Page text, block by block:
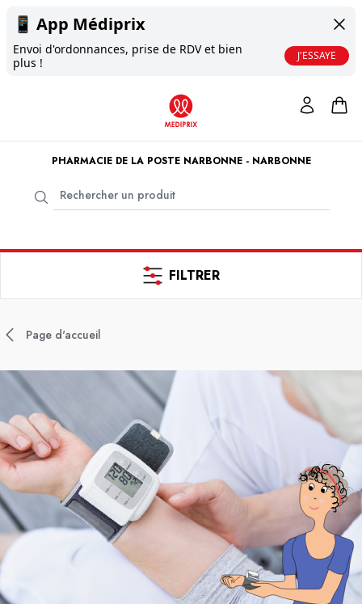
📱 App Médiprix
Envoi d'ordonnances, prise de RDV et bien
plus !
J'ESSAYE
PHARMACIE DE LA POSTE NARBONNE - NARBONNE
FILTRER
Page d'accueil